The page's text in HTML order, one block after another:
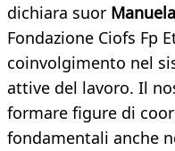
dichiara suor
Fondazione Ciofs Fp
coinvolgimento nel
attive del lavoro. Il
formare figure di
fondamentali anche